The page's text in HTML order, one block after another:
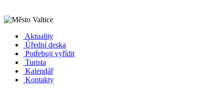
Aktuality
Úřední deska
Potřebuji vyřídit
Turista
Kalendář
Kontakty